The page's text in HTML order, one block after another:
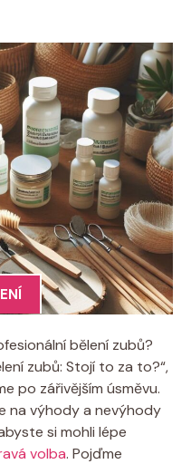
bělení zubů?
zubů: Stojí to za to?“,
po zářivějším úsměvu.
na výhody a nevýhody
si mohli lépe
volba. Pojďme